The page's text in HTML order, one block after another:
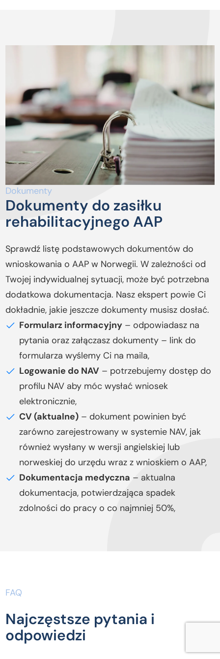
Dokumenty
Dokumenty do zasiłku
rehabilitacyjnego AAP
Sprawdź listę podstawowych dokumentów do
wnioskowania o AAP w Norwegii. W zależności od
Twojej indywidualnej sytuacji, może być potrzebna
dodatkowa dokumentacja. Nasz ekspert powie Ci
dokładnie, jakie jeszcze dokumenty musisz dosłać.
Formularz informacyjny – odpowiadasz na
pytania oraz załączasz dokumenty – link do
formularza wyślemy Ci na maila,
Logowanie do NAV – potrzebujemy dostęp do
profilu NAV aby móc wysłać wniosek
elektronicznie,
CV (aktualne) – dokument powinien być
zarówno zarejestrowany w systemie NAV, jak
również wysłany w wersji angielskiej lub
norweskiej do urzędu wraz z wnioskiem o AAP,
Dokumentacja medyczna – aktualna
dokumentacja, potwierdzająca spadek
zdolności do pracy o co najmniej 50%,
FAQ
Najczęstsze pytania i
odpowiedzi